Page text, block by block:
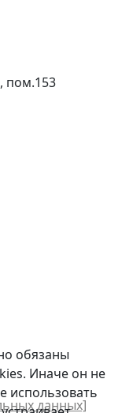
обязаны
Иначе он не
использовать
пом.153
данных]